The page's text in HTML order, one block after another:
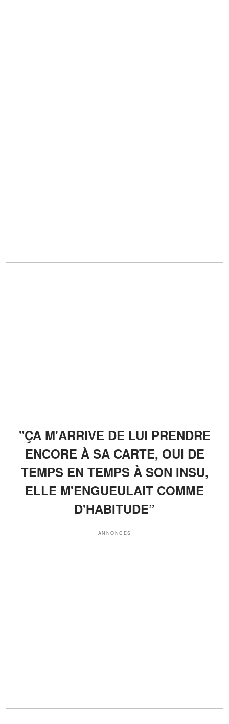
"ÇA M'ARRIVE DE LUI PRENDRE
ENCORE À SA CARTE, OUI DE
TEMPS EN TEMPS À SON INSU,
ELLE M'ENGUEULAIT COMME
D'HABITUDE”
ANNONCES